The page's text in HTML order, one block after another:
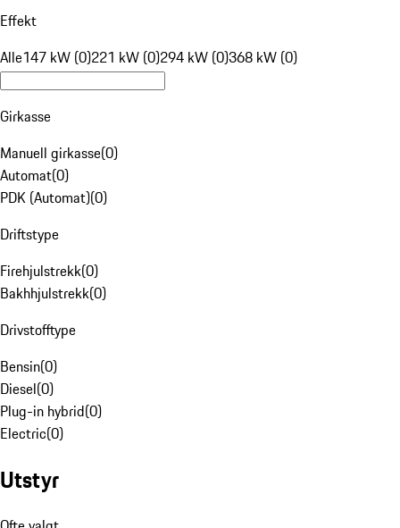
Effekt
Alle147 kW (0)221 kW (0)294 kW (0)368 kW (0)
Girkasse
Manuell girkasse(0)
Automat(0)
PDK (Automat)(0)
Driftstype
Firehjulstrekk(0)
Bakhhjulstrekk(0)
Drivstofftype
Bensin(0)
Diesel(0)
Plug-in hybrid(0)
Electric(0)
Utstyr